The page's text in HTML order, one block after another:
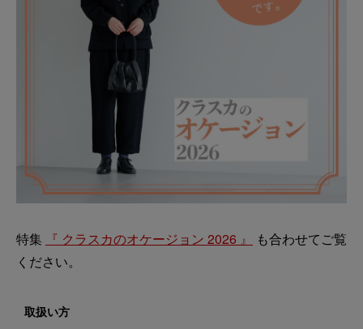
特集 『 クラスカのオケージョン 2026 』
も合わせてご覧
ください。
取扱い方